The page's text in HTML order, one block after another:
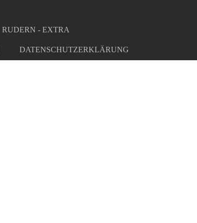
RUDERN - EXTRA
DATENSCHUTZERKLÄRUNG